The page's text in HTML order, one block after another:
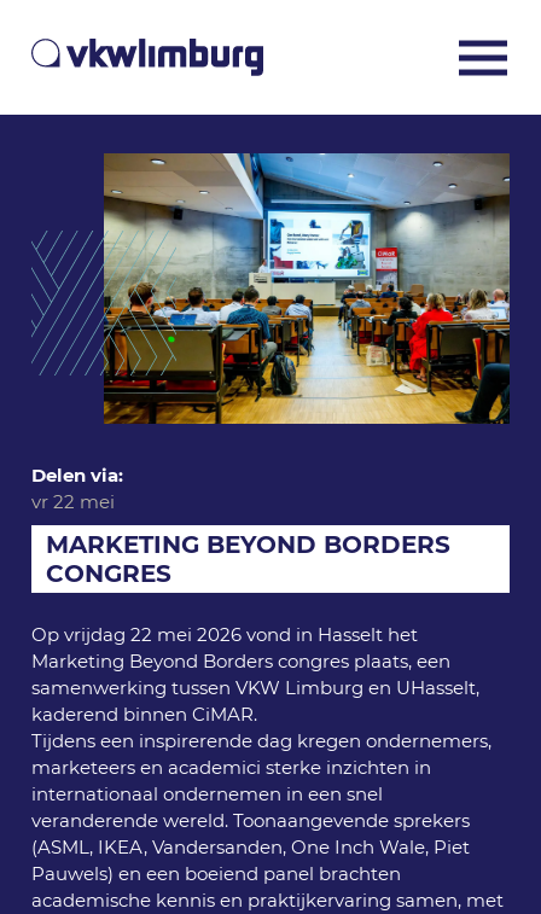
vr 22 mei
MARKETING BEYOND BORDERS
CONGRES
Op vrijdag 22 mei 2026 vond in Hasselt het
Marketing Beyond Borders congres plaats, een
samenwerking tussen VKW Limburg en UHasselt,
kaderend binnen CiMAR.
Tijdens een inspirerende dag kregen ondernemers,
marketeers en academici sterke inzichten in
internationaal ondernemen in een snel
veranderende wereld. Toonaangevende sprekers
(ASML, IKEA, Vandersanden, One Inch Wale, Piet
Pauwels) en een boeiend panel brachten
academische kennis en praktijkervaring samen, met
Delen via: